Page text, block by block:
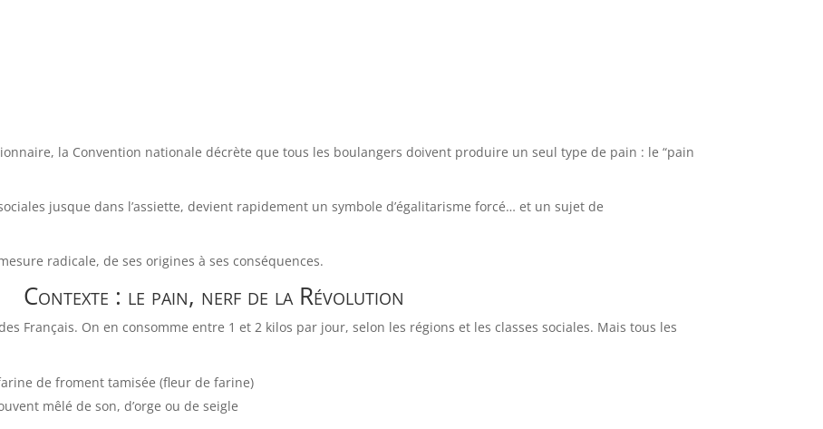
la Convention nationale décrète que tous les boulangers doivent produire un seul type de pain : le “pain
jusque dans l’assiette, devient rapidement un symbole d’égalitarisme forcé… et un sujet de
radicale, de ses origines à ses conséquences.
Contexte : le pain, nerf de la Révolution
Français. On en consomme entre 1 et 2 kilos par jour, selon les régions et les classes sociales. Mais tous les
de froment tamisée (fleur de farine)
mêlé de son, d’orge ou de seigle